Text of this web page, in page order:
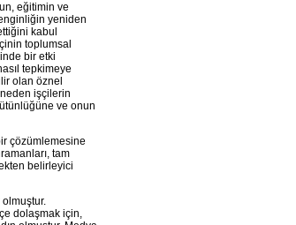
eğitimin ve
yeniden
kabul
toplumsal
bir etki
tepkimeye
olan öznel
işçilerin
ve onun
çözümlemesine
tam
belirleyici
olmuştur.
dolaşmak için,